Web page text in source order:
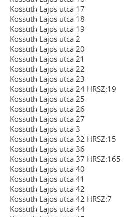
Kossuth Lajos utca 17
Kossuth Lajos utca 18
Kossuth Lajos utca 19
Kossuth Lajos utca 2
Kossuth Lajos utca 20
Kossuth Lajos utca 21
Kossuth Lajos utca 22
Kossuth Lajos utca 23
Kossuth Lajos utca 24 HRSZ:19
Kossuth Lajos utca 25
Kossuth Lajos utca 26
Kossuth Lajos utca 27
Kossuth Lajos utca 3
Kossuth Lajos utca 32 HRSZ:15
Kossuth Lajos utca 36
Kossuth Lajos utca 37 HRSZ:165
Kossuth Lajos utca 40
Kossuth Lajos utca 41
Kossuth Lajos utca 42
Kossuth Lajos utca 42 HRSZ:7
Kossuth Lajos utca 44